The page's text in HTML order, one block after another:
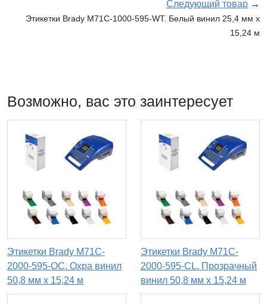
Следующий товар →
Этикетки Brady M71C-1000-595-WT. Белый винил 25,4 мм x
15,24 м
Возможно, вас это заинтересует
Этикетки Brady M71C-
2000-595-OC. Охра винил
50,8 мм x 15,24 м
Этикетки Brady M71C-
2000-595-CL. Прозрачный
винил 50,8 мм x 15,24 м